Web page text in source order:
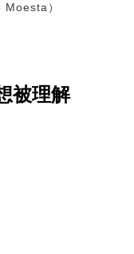
）
被理解